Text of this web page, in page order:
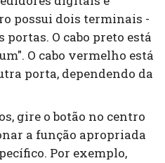
possui dois terminais -
O cabo preto está
O cabo vermelho está
porta, dependendo da
gire o botão no centro
a função apropriada
Por exemplo,